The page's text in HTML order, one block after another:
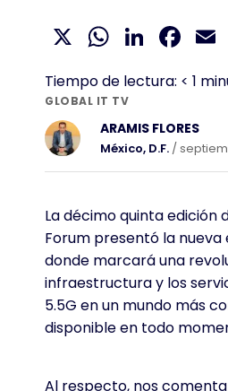
X
Tiempo de lectura: < 1
GLOBAL IT TV
ARAMIS FLORES
México, D.F. /
La décimo quinta edición
Forum presentó la nueva
donde marcará una
infraestructura y los
5.5G en un mundo más
disponible en todo
Al respecto, nos comenta